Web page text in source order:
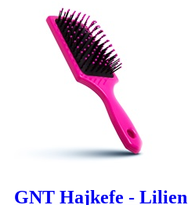
GNT Hajkefe - Lilien